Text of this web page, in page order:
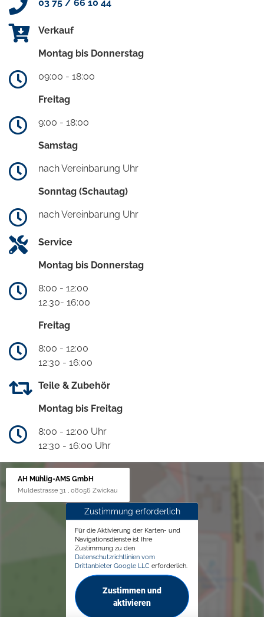
03 75 / 66 10 44
Verkauf
Montag bis Donnerstag
09:00 - 18:00
Freitag
9:00 - 18:00
Samstag
nach Vereinbarung Uhr
Sonntag (Schautag)
nach Vereinbarung Uhr
Service
Montag bis Donnerstag
8:00 - 12:00
12.30- 16:00
Freitag
8:00 - 12:00
12:30 - 16:00
Teile & Zubehör
Montag bis Freitag
8:00 - 12:00 Uhr
12:30 - 16:00 Uhr
AH Mühlig-AMS GmbH
Muldestrasse 31 , 08056 Zwickau
Zustimmung erforderlich
Für die Aktivierung der Karten- und
Navigationsdienste ist Ihre
Zustimmung zu den
Datenschutzrichtlinien vom
Drittanbieter Google LLC erforderlich.
Zustimmen und
aktivieren